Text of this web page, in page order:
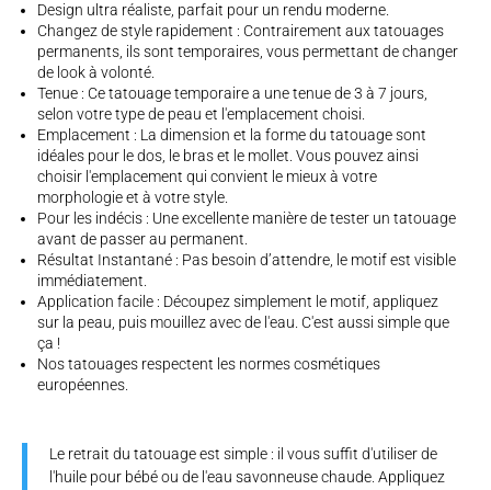
Design ultra réaliste, parfait pour un rendu moderne.
Changez de style rapidement : Contrairement aux tatouages
permanents, ils sont temporaires, vous permettant de changer
de look à volonté.
Tenue : Ce tatouage temporaire a une tenue de 3 à 7 jours,
selon votre type de peau et l'emplacement choisi.
Emplacement : La dimension et la forme du tatouage sont
idéales pour le dos, le bras et le mollet. Vous pouvez ainsi
choisir l'emplacement qui convient le mieux à votre
morphologie et à votre style.
Pour les indécis : Une excellente manière de tester un tatouage
avant de passer au permanent.
Résultat Instantané : Pas besoin d’attendre, le motif est visible
immédiatement.
Application facile : Découpez simplement le motif, appliquez
sur la peau, puis mouillez avec de l'eau. C'est aussi simple que
ça !
Nos tatouages respectent les normes cosmétiques
européennes.
Le retrait du tatouage est simple : il vous suffit d'utiliser de
l'huile pour bébé ou de l'eau savonneuse chaude. Appliquez